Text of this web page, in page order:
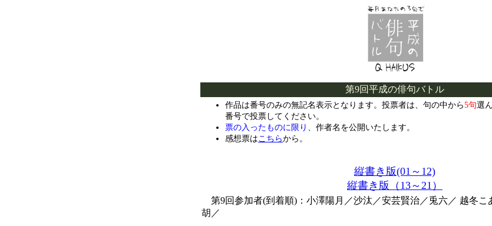
第9回平成の俳句バトル
作品は番号のみの無記名表示となります。投票者は、句の中から5句選
番号で投票してください。
票の入ったものに限り、 作者名を公開いたします。
感想票はこちらから。
縦書き版(01～12)
縦書き版（13～21）
第9回参加者(到着順)：小澤陽月／沙汰／安芸賢治／兎六／ 越冬こ
胡／